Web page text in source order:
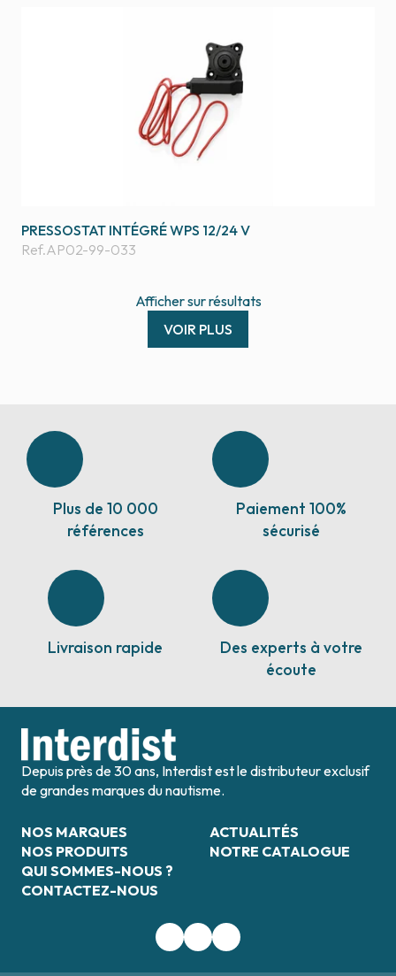
PRESSOSTAT INTÉGRÉ WPS 12/24 V
Ref.AP02-99-033
Affichersurrésultats
VOIR PLUS
Plus de 10 000
références
Paiement 100%
sécurisé
Livraison rapide
Des experts à votre
écoute
Depuis près de 30 ans, Interdist est le distributeur exclusif
de grandes marques du nautisme.
NOS MARQUES
NOS PRODUITS
QUI SOMMES-NOUS ?
CONTACTEZ-NOUS
ACTUALITÉS
NOTRE CATALOGUE